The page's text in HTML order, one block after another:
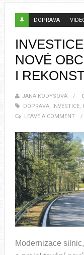
DOPRAVA
NOVÉ
I
JANA KODYSOVÁ
DOPRAVA, INVESTICE,
LEAVE A COMMENT
Modernizace